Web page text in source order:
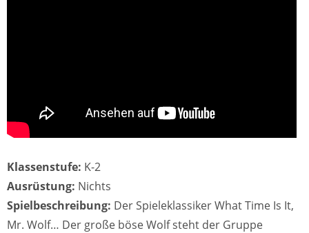
Klassenstufe: K-2
Ausrüstung: Nichts
Spielbeschreibung: Der Spieleklassiker What Time Is It,
Mr. Wolf… Der große böse Wolf steht der Gruppe